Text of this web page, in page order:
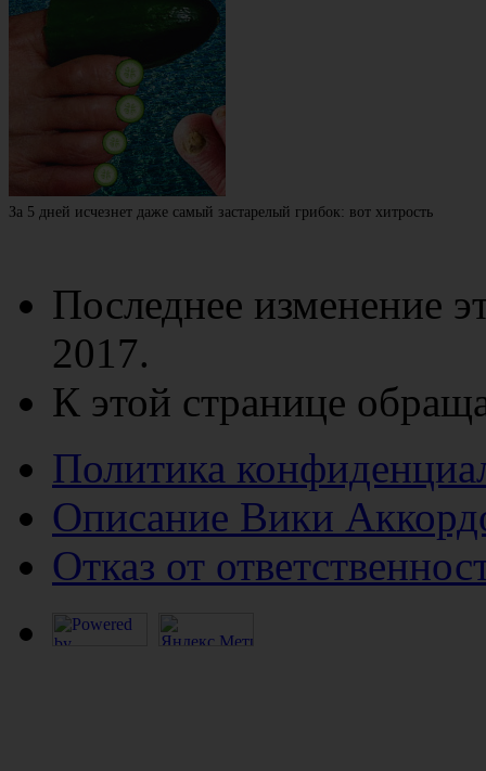
За 5 дней исчезнет даже самый застарелый грибок: вот хитрость
Последнее изменение
2017.
К этой странице
Политика
Описание Вики
Отказ от